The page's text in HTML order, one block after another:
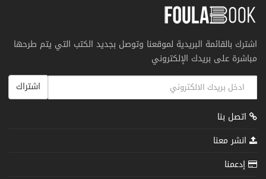
اشترك بالقائمة البريدية لموقعنا وتوصل بجديد الكتب التي يتم طرحها
مباشرة على بريدك الإلكتروني
اشتراك
اتصل بنا
انشر معنا
إدعمنا